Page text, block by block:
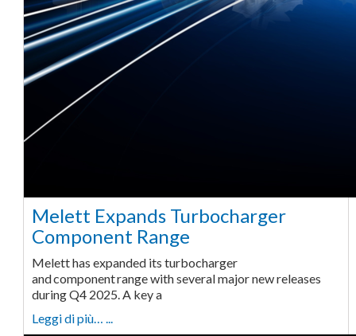
Melett Expands Turbocharger
Component Range
Melett has expanded its turbocharger
and component range with several major new releases
during Q4 2025. A key a
Leggi di più… ...